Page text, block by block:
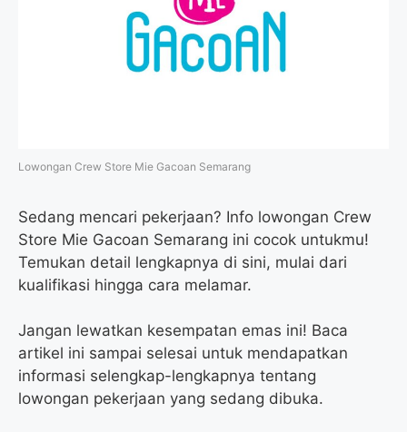
Lowongan Crew Store Mie Gacoan Semarang
Sedang mencari pekerjaan? Info lowongan Crew
Store Mie Gacoan Semarang ini cocok untukmu!
Temukan detail lengkapnya di sini, mulai dari
kualifikasi hingga cara melamar.
Jangan lewatkan kesempatan emas ini! Baca
artikel ini sampai selesai untuk mendapatkan
informasi selengkap-lengkapnya tentang
lowongan pekerjaan yang sedang dibuka.